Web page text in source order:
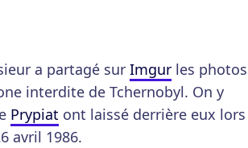
a partagé sur Imgur les photos
interdite de Tchernobyl. On y
Prypiat ont laissé derrière eux lors
avril 1986.